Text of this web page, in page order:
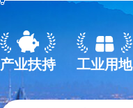
产业扶持 工业用地